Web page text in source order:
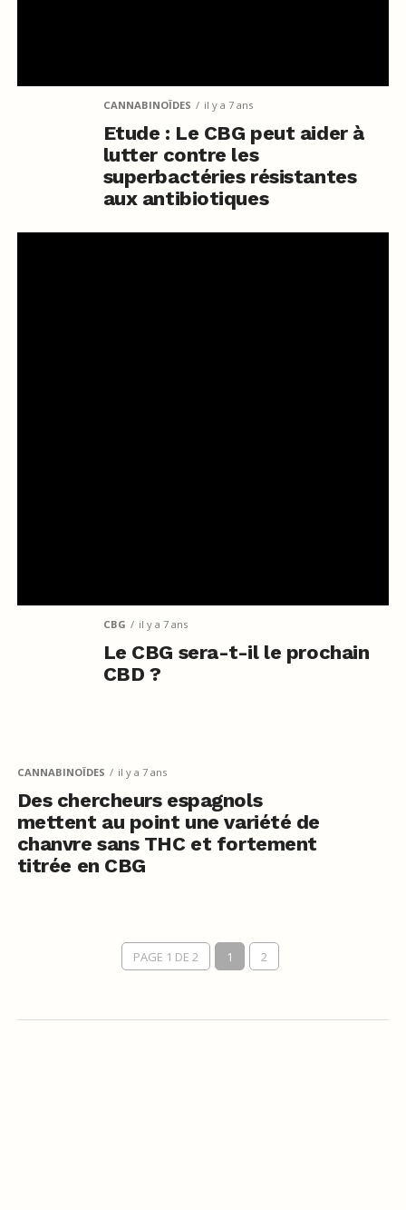
CANNABINOÏDES il y a 7 ans
Etude : Le CBG peut aider à
lutter contre les
superbactéries résistantes
aux antibiotiques
CBG il y a 7 ans
Le CBG sera-t-il le prochain
CBD ?
CANNABINOÏDES il y a 7 ans
Des chercheurs espagnols
mettent au point une variété de
chanvre sans THC et fortement
titrée en CBG
PAGE 1 DE 2 1 2